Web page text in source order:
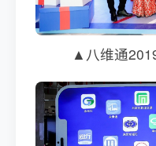
▲八维通